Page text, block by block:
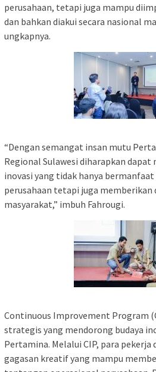
perusahaan, tetapi juga mampu
dan bahkan diakui secara nasional
ungkapnya.
“Dengan semangat insan mutu
Regional Sulawesi diharapkan dapat
inovasi yang tidak hanya
perusahaan tetapi juga memberikan
masyarakat,” imbuh Fahrougi.
Continuous Improvement Program
strategis yang mendorong budaya
Pertamina. Melalui CIP, para
gagasan kreatif yang mampu